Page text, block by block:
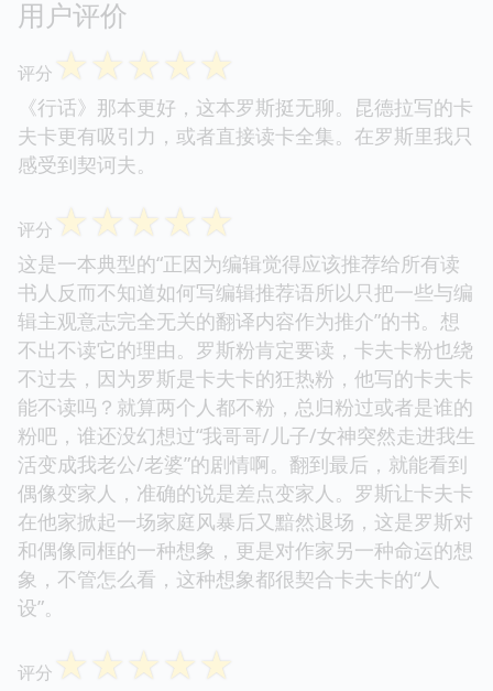
用户评价
评分 ☆☆☆☆☆
《行话》那本更好，这本罗斯挺无聊。昆德拉写的卡
夫卡更有吸引力，或者直接读卡全集。在罗斯里我只
感受到契诃夫。
评分 ☆☆☆☆☆
这是一本典型的“正因为编辑觉得应该推荐给所有读
书人反而不知道如何写编辑推荐语所以只把一些与编
辑主观意志完全无关的翻译内容作为推介”的书。想
不出不读它的理由。罗斯粉肯定要读，卡夫卡粉也绕
不过去，因为罗斯是卡夫卡的狂热粉，他写的卡夫卡
能不读吗？就算两个人都不粉，总归粉过或者是谁的
粉吧，谁还没幻想过“我哥哥/儿子/女神突然走进我生
活变成我老公/老婆”的剧情啊。翻到最后，就能看到
偶像变家人，准确的说是差点变家人。罗斯让卡夫卡
在他家掀起一场家庭风暴后又黯然退场，这是罗斯对
和偶像同框的一种想象，更是对作家另一种命运的想
象，不管怎么看，这种想象都很契合卡夫卡的“人
设”。
评分 ☆☆☆☆☆